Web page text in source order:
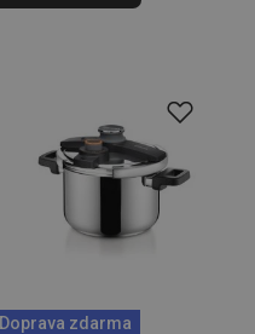
Doprava zdarma